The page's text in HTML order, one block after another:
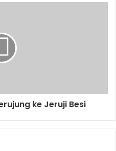
ke Jeruji Besi